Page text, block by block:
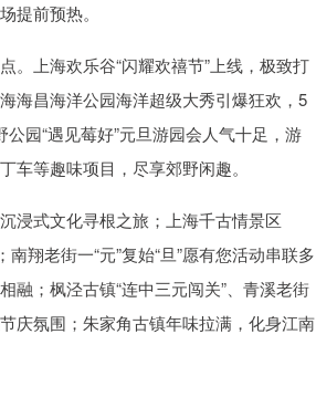
提前预热。
上海欢乐谷“闪耀欢禧节”上线，极致打
海昌海洋公园海洋超级大秀引爆狂欢，5
园“遇见莓好”元旦游园会人气十足，游
等趣味项目，尽享郊野闲趣。
式文化寻根之旅；上海千古情景区
翔老街一“元”复始“旦”愿有您活动串联多
融；枫泾古镇“连中三元闯关”、青溪老街
庆氛围；朱家角古镇年味拉满，化身江南